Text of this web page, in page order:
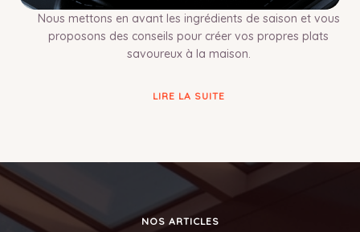
Nous mettons en avant les ingrédients de saison et vous
proposons des conseils pour créer vos propres plats
savoureux à la maison.
LIRE LA SUITE
NOS ARTICLES